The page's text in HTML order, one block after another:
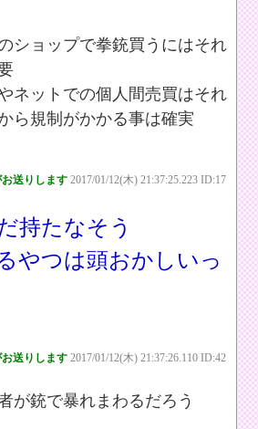
ショップで拳銃買うにはそれ
ネットでの個人間売買はそれ
ら規制がかかる事は確実
送りします 2017/01/12(木) 21:37:25.223 ID:17
持たなそう
やつは頭おかしいっ
送りします 2017/01/12(木) 21:37:26.110 ID:42
が銃で暴れまわるだろう